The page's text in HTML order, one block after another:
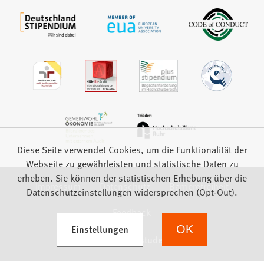
Impressum Datenschutz
Barrierefreiheit
Feedback
Diese Seite verwendet Cookies, um die Funktionalität der
Webseite zu gewährleisten und statistische Daten zu
erheben. Sie können der statistischen Erhebung über die
Datenschutzeinstellungen widersprechen (Opt-Out).
Einstellungen
(Öffnet in einem neuen Tab) OK